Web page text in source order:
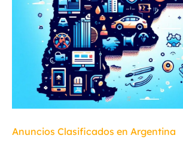
Anuncios Clasificados en Argentina